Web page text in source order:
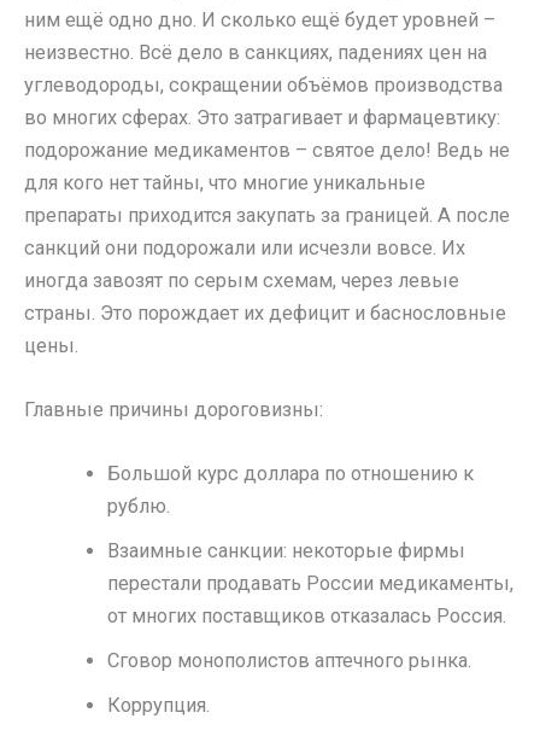
ним ещё одно дно. И сколько ещё будет уровней –
неизвестно. Всё дело в санкциях, падениях цен на
углеводороды, сокращении объёмов производства
во многих сферах. Это затрагивает и фармацевтику:
подорожание медикаментов – святое дело! Ведь не
для кого нет тайны, что многие уникальные
препараты приходится закупать за границей. А после
санкций они подорожали или исчезли вовсе. Их
иногда завозят по серым схемам, через левые
страны. Это порождает их дефицит и баснословные
цены.
Главные причины дороговизны:
Большой курс доллара по отношению к
рублю.
Взаимные санкции: некоторые фирмы
перестали продавать России медикаменты,
от многих поставщиков отказалась Россия.
Сговор монополистов аптечного рынка.
Коррупция.